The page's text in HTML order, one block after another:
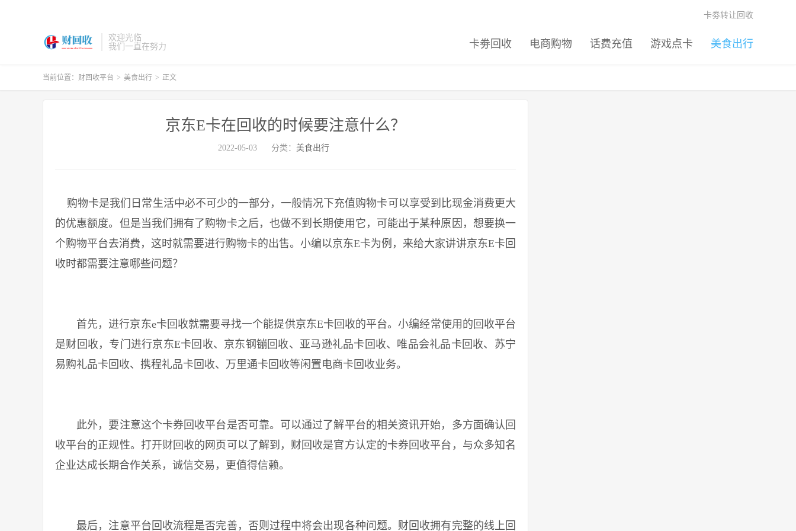
欢迎光临
我们一直在努力
卡劵回收 电商购物 话费充值 游戏点卡 美食出行
卡劵转让回收
当前位置： 财回收平台 > 美食出行 > 正文
京东E卡在回收的时候要注意什么？
2022-05-03 分类： 美食出行
购物卡是我们日常生活中必不可少的一部分，一般情况下充值购物卡可以享受到比现金消费更大
的优惠额度。但是当我们拥有了购物卡之后，也做不到长期使用它，可能出于某种原因，想要换一
个购物平台去消费，这时就需要进行购物卡的出售。小编以京东E卡为例，来给大家讲讲京东E卡回
收时都需要注意哪些问题？
首先，进行京东e卡回收就需要寻找一个能提供京东E卡回收的平台。小编经常使用的回收平台
是财回收，专门进行京东E卡回收、京东钢镚回收、亚马逊礼品卡回收、唯品会礼品卡回收、苏宁
易购礼品卡回收、携程礼品卡回收、万里通卡回收等闲置电商卡回收业务。
此外，要注意这个卡券回收平台是否可靠。可以通过了解平台的相关资讯开始，多方面确认回
收平台的正规性。打开财回收的网页可以了解到，财回收是官方认定的卡券回收平台，与众多知名
企业达成长期合作关系，诚信交易，更值得信赖。
最后，注意平台回收流程是否完善，否则过程中将会出现各种问题。财回收拥有完整的线上回